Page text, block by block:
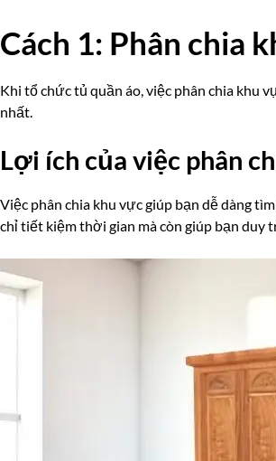
Cách 1: Phân chia
Khi tổ chức tủ quần áo, việc phân chia khu
nhất.
Lợi ích của việc phân
Việc phân chia khu vực giúp bạn dễ dàng
chỉ tiết kiệm thời gian mà còn giúp bạn duy